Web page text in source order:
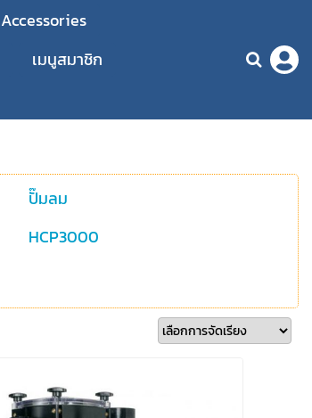
Accessories
เมนูสมาชิก
ปั๊มลม
HCP3000